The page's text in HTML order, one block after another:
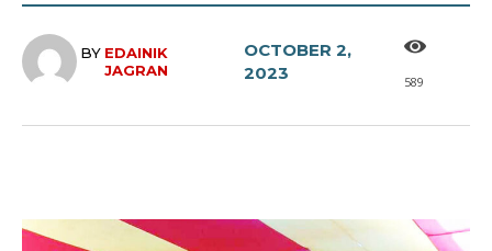
BY EDAINIK
JAGRAN
OCTOBER 2,
2023
589